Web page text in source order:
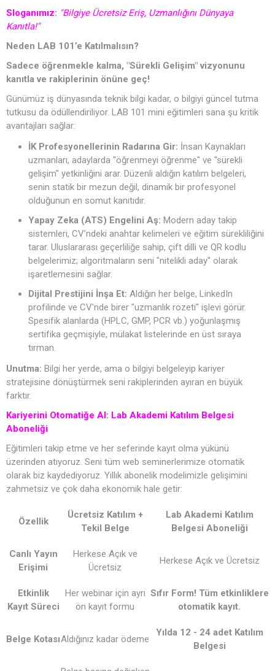
Sloganımız: "Bilgiye Ücretsiz Eriş, Uzmanlığını Dünyaya
Kanıtla!"
Neden LAB 101’e Katılmalısın?
Sadece öğrenmekle kalma, "Sürekli Gelişim" vizyonunu
kanıtla ve rakiplerinin önüne geç!
Günümüz iş dünyasında teknik bilgi kadar, o bilgiyi güncel tutma
tutkusu da ödüllendiriliyor. LAB 101 mini eğitimleri sana şu kritik
avantajları sağlar:
İK Profesyonellerinin Radarına Gir: İnsan Kaynakları
uzmanları, adaylarda "öğrenmeyi öğrenme" ve "sürekli
gelişim" yetkinliğini arar. Düzenli aldığın katılım belgeleri,
senin statik bir mezun değil, dinamik bir profesyonel
olduğunun en somut kanıtıdır.
Yapay Zeka (ATS) Engelini Aş: Modern aday takip
sistemleri, CV’ndeki anahtar kelimeleri ve eğitim sürekliliğini
tarar. Uluslararası geçerliliğe sahip, çift dilli ve QR kodlu
belgelerimiz; algoritmaların seni "nitelikli aday" olarak
işaretlemesini sağlar.
Dijital Prestijini İnşa Et: Aldığın her belge, LinkedIn
profilinde ve CV'nde birer "uzmanlık rozeti" işlevi görür.
Spesifik alanlarda (HPLC, GMP, PCR vb.) yoğunlaşmış
sertifika geçmişiyle, mülakat listelerinde en üst sıraya
tırman.
Unutma: Bilgi her yerde, ama o bilgiyi belgeleyip kariyer
stratejisine dönüştürmek seni rakiplerinden ayıran en büyük
farktır.
Kariyerini Otomatiğe Al: Lab Akademi Katılım Belgesi
Aboneliği
Eğitimleri takip etme ve her seferinde kayıt olma yükünü
üzerinden atıyoruz. Seni tüm web seminerlerimize otomatik
olarak biz kaydediyoruz. Yıllık abonelik modelimizle gelişimini
zahmetsiz ve çok daha ekonomik hale getir:
Özellik
Ücretsiz Katılım +
Tekil Belge
Lab Akademi Katılım
Belgesi Aboneliği
Canlı Yayın
Erişimi
Herkese Açık ve
Ücretsiz
Herkese Açık ve Ücretsiz
Etkinlik
Kayıt Süreci
Her webinar için ayrı
ön kayıt formu
Sıfır Form! Tüm etkinliklere
otomatik kayıt.
Belge KotasıAldığınız kadar ödeme
Yılda 12 - 24 adet Katılım
Belgesi